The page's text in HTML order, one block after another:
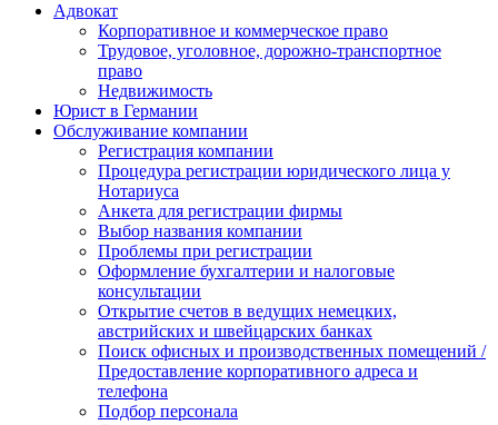
Адвокат
Корпоративное и коммерческое право
Трудовое, уголовное, дорожно-транспортное
право
Недвижимость
Юрист в Германии
Обслуживание компании
Регистрация компании
Процедура регистрации юридического лица у
Нотариуса
Анкета для регистрации фирмы
Выбор названия компании
Проблемы при регистрации
Оформление бухгалтерии и налоговые
консультации
Открытие счетов в ведущих немецких,
австрийских и швейцарских банках
Поиск офисных и производственных помещений /
Предоставление корпоративного адреса и
телефона
Подбор персонала